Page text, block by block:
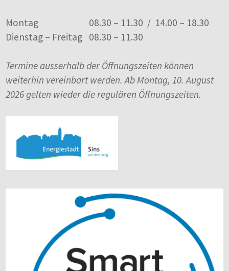
Montag
08.30 – 11.30 / 14.00 – 18.30
Dienstag – Freitag 08.30 – 11.30
Termine ausserhalb der Öffnungszeiten können
weiterhin vereinbart werden. Ab Montag, 10. August
2026 gelten wieder die regulären Öffnungszeiten.